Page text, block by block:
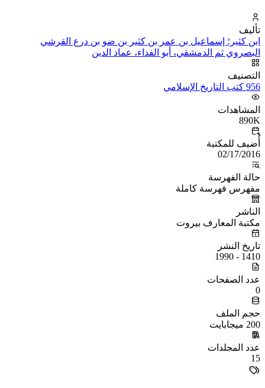
تأليف
ابن كثير؛ إسماعيل بن عمر بن كثير بن ضو بن درع القرشي
البصروي ثم الدمشقي، أبو الفداء، عماد الدين
التصنيف
956 كتب التاريخ الإسلامي
المشاهدات
890K
أُضيف للمكتبة
02/17/2016
حالة الفهرسة
مفهرس فهرسة كاملة
الناشر
مكتبة المعارف بيروت
تاريخ النشر
1410 - 1990
عدد الصفحات
0
حجم الملف
200 ميجابايت
عدد المجلدات
15